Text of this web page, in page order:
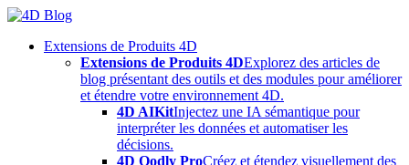
Skip
contentExtensions de Produits 4D
Extensions de Produits 4DExplorez des articles de
blog présentant des outils et des modules pour améliorer
et étendre votre environnement 4D.
4D AIKitInjectez une IA sémantique pour
interpréter les données et automatiser les
décisions.
4D Qodly ProCréez et étendez visuellement des